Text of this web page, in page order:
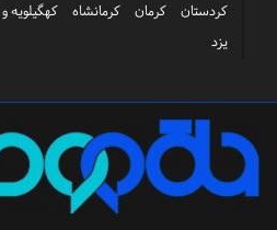
کردستان
کرمان کرمانشاه کهگیلویه
یزد